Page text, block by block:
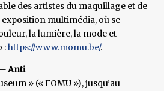
des artistes du maquillage et de
multimédia, où se
la lumière, la mode et
:https://www.momu.be/.
Anti
» (« FOMU »), jusqu’au